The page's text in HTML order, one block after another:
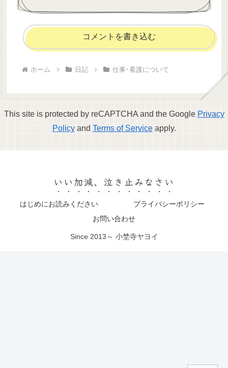
コメントを書き込む
ホーム 日記 仕事･看護について
This site is protected by reCAPTCHA and the Google Privacy
Policyand Terms of Serviceapply.
いい加減、泣き止みなさい
はじめにお読みください
プライバシーポリシー
お問い合わせ
Since 2013～ 小埜寺ヤヨイ